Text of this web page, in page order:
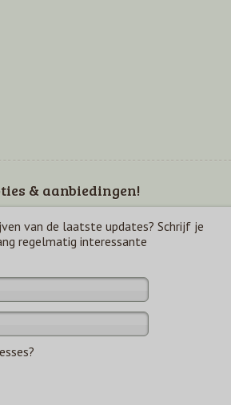
& aanbiedingen!
van de laatste updates? Schrijf je
regelmatig interessante